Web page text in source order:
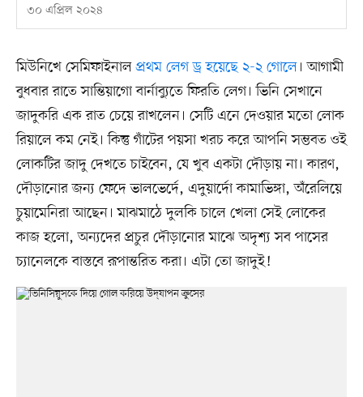
৩০ এপ্রিল ২০২৪
মিউনিখে সেমিফাইনালপ্রথম লেগ ড্র হয়েছে ২-২ গোলে। আগামী
বুধবার রাতে সান্তিয়াগো বার্নাব্যুতে ফিরতি লেগ। ভিনি সেখানে
জাদুকরি এক রাত চেয়ে রাখলেন। সেটি এনে দেওয়ার মতো লোক
রিয়ালে কম নেই। কিন্তু গাঁটের পয়সা খরচ করে আপনি সম্ভবত ওই
লোকটির জাদু দেখতে চাইবেন, যে খুব একটা দৌড়ায় না। কারণ,
দৌড়ানোর জন্য ফেদে ভালভের্দে, এদুয়ার্দো কামাভিঙ্গা, অঁরেলিয়ে
চুয়ামেনিরা আছেন। মাঝমাঠে দুলকি চালে খেলা সেই লোকের
কাজ হলো, অন্যদের প্রচুর দৌড়ানোর মাঝে অদৃশ্য সব পাসের
চ্যানেলকে বাস্তবে রূপান্তরিত করা। এটা তো জাদুই!